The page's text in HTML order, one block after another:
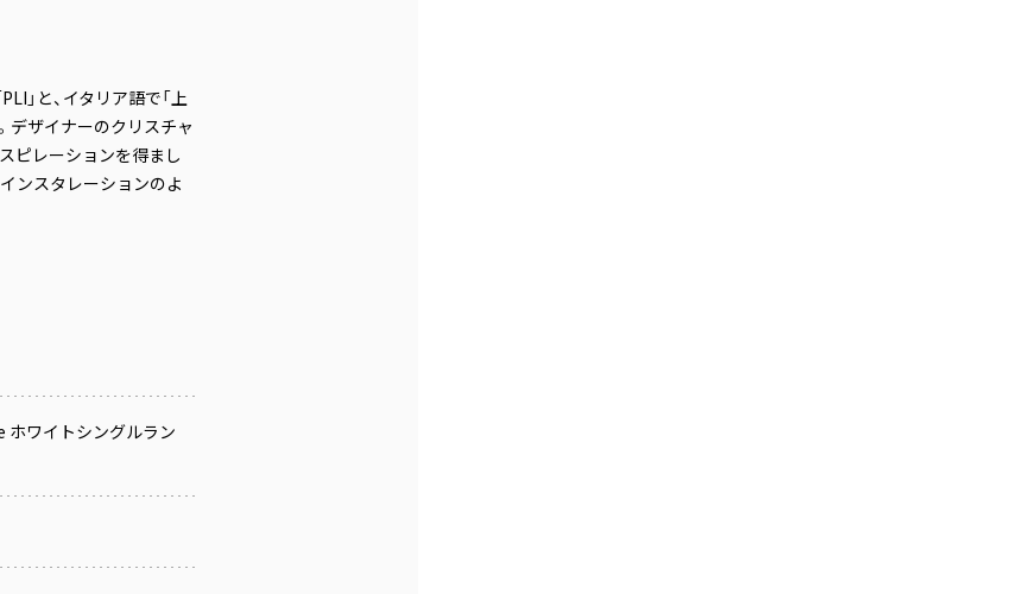
」と、イタリア語で「上
デザイナーのクリスチャ
ピレーションを得まし
ンスタレーションのよ
ホワイトシングルラン